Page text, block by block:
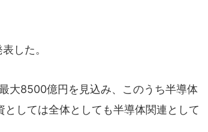
した。
大8500億円を見込み、このうち半導体
しては全体としても半導体関連として